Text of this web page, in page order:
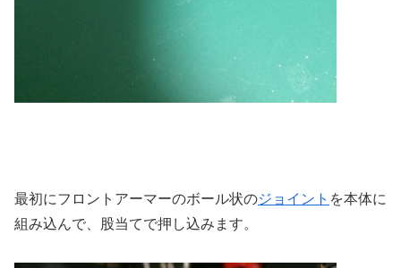
最初にフロントアーマーのボール状のジョイント を本体に
組み込んで、股当てで押し込みます。